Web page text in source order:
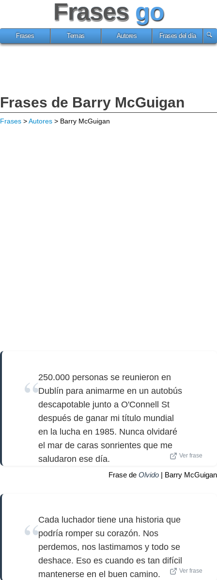
Frases go
Frases Temas Autores Frases del día
Frases de Barry McGuigan
Frases >Autores > Barry McGuigan
250.000 personas se reunieron en
Dublín para animarme en un autobús
descapotable junto a O'Connell St
después de ganar mi título mundial
en la lucha en 1985. Nunca olvidaré
el mar de caras sonrientes que me
saludaron ese día.
Ver frase
Frase de Olvido | Barry McGuigan
Cada luchador tiene una historia que
podría romper su corazón. Nos
perdemos, nos lastimamos y todo se
deshace. Eso es cuando es tan difícil
mantenerse en el buen camino.
Ver frase